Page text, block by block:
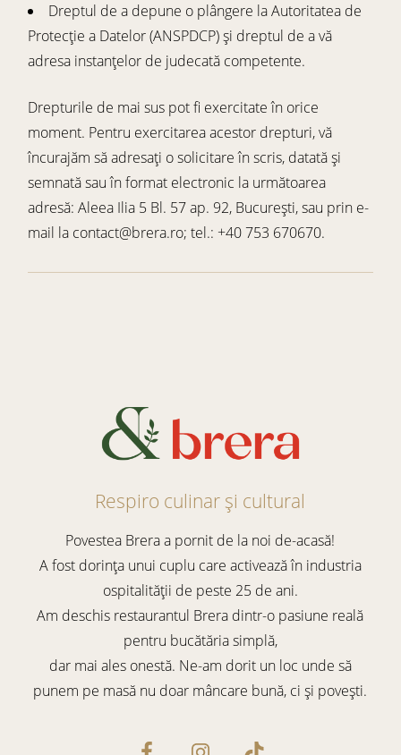
Dreptul de a depune o plângere la Autoritatea de
Protecție a Datelor (ANSPDCP) și dreptul de a vă
adresa instanțelor de judecată competente.
Drepturile de mai sus pot fi exercitate în orice
moment. Pentru exercitarea acestor drepturi, vă
încurajăm să adresați o solicitare în scris, datată și
semnată sau în format electronic la următoarea
adresă: Aleea Ilia 5 Bl. 57 ap. 92, București, sau prin e-
mail la contact@brera.ro; tel.: +40 753 670670.
Respiro culinar și cultural
Povestea Brera a pornit de la noi de-acasă!
A fost dorința unui cuplu care activează în industria
ospitalității de peste 25 de ani.
Am deschis restaurantul Brera dintr-o pasiune reală
pentru bucătăria simplă,
dar mai ales onestă. Ne-am dorit un loc unde să
punem pe masă nu doar mâncare bună, ci și povești.